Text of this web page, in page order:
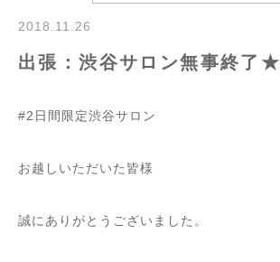
2018.11.26
出張：渋谷サロン無事終了★
#2日間限定渋谷サロン
お越しいただいた皆様
誠にありがとうございました。